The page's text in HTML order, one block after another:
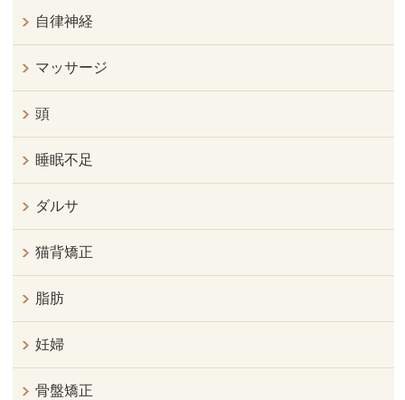
自律神経
マッサージ
頭
睡眠不足
ダルサ
猫背矯正
脂肪
妊婦
骨盤矯正